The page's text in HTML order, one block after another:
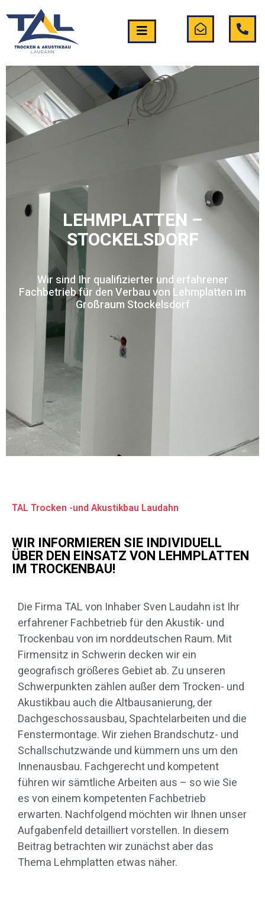
LEHMPLATTEN –
STOCKELSDORF
Wir sind Ihr qualifizierter und erfahrener
Fachbetrieb für den Verbau von Lehmplatten im
Großraum Stockelsdorf
TAL Trocken -und Akustikbau Laudahn
WIR INFORMIEREN SIE INDIVIDUELL
ÜBER DEN EINSATZ VON LEHMPLATTEN
IM TROCKENBAU!
Die Firma TAL von Inhaber Sven Laudahn ist Ihr
erfahrener Fachbetrieb für den Akustik- und
Trockenbau von im norddeutschen Raum. Mit
Firmensitz in Schwerin decken wir ein
geografisch größeres Gebiet ab. Zu unseren
Schwerpunkten zählen außer dem Trocken- und
Akustikbau auch die Altbausanierung, der
Dachgeschossausbau, Spachtelarbeiten und die
Fenstermontage. Wir ziehen Brandschutz- und
Schallschutzwände und kümmern uns um den
Innenausbau. Fachgerecht und kompetent
führen wir sämtliche Arbeiten aus – so wie Sie
es von einem kompetenten Fachbetrieb
erwarten. Nachfolgend möchten wir Ihnen unser
Aufgabenfeld detailliert vorstellen. In diesem
Beitrag betrachten wir zunächst aber das
Thema Lehmplatten etwas näher.